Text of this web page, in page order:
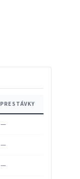
PRESTÁVKY
—
—
—